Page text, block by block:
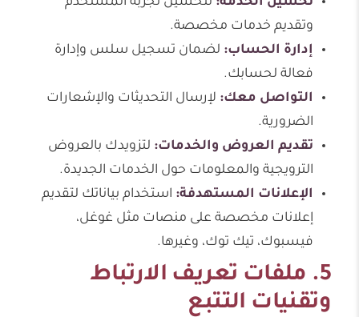
وتقديم خدمات مخصصة.
إدارة الحساب: لضمان تسجيل سلس وإدارة
فعالة لحسابك.
التواصل معك: لإرسال التحديثات والإشعارات
الضرورية.
تقديم العروض والخدمات: لتزويدك بالعروض
الترويجية والمعلومات حول الخدمات الجديدة.
الإعلانات المستهدفة: استخدام بياناتك لتقديم
إعلانات مخصصة على منصات مثل غوغل،
فيسبوك، تيك توك، وغيرها.
5. ملفات تعريف الارتباط
وتقنيات التتبع